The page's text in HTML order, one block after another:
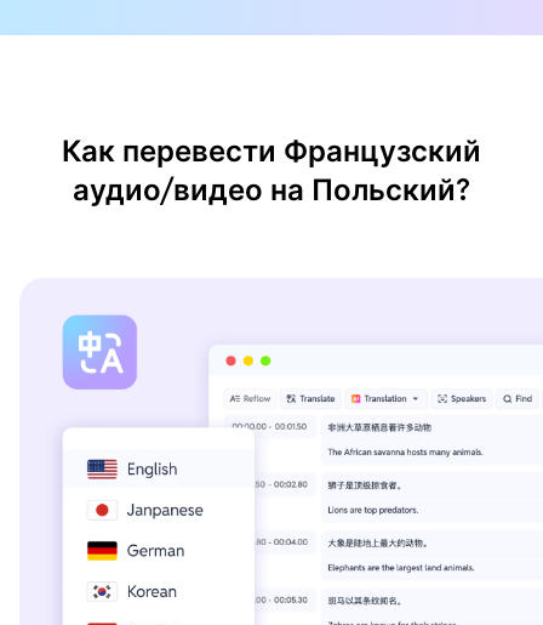
Как перевести Французский
аудио/видео на Польский?